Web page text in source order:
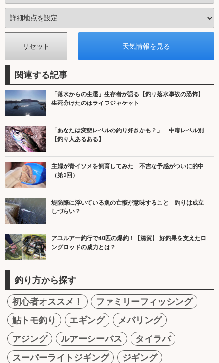
関連する記事
「落水からの生還」生存者が語る【釣り落水事故の恐怖】
生死分けたのはライフジャケット
「あなたは変態レベルの釣り好きかも？」 中毒レベル別
【釣り人あるある】
主婦が青イソメを飼育してみた 不吉な予感がついに的中
（第3回）
堤防際に浮いている魚の亡骸が意味すること 釣りは成立
しづらい？
アユルアー釣行で40匹の爆釣！【滋賀】 好釣果を支えたロ
ングロッドの威力とは？
釣り方から探す
初心者オススメ！
ファミリーフィッシング
鮎トモ釣り
エギング
メバリング
アジング
ルアーシーバス
タイラバ
スーパーライトジギング
ジギング